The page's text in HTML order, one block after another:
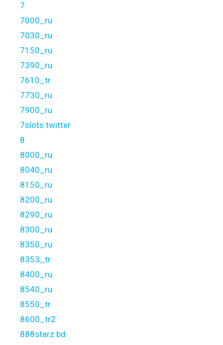
7
7000_ru
7030_ru
7150_ru
7390_ru
7610_tr
7730_ru
7900_ru
7slots twitter
8
8000_ru
8040_ru
8150_ru
8200_ru
8290_ru
8300_ru
8350_ru
8353_tr
8400_ru
8540_ru
8550_tr
8600_tr2
888starz bd